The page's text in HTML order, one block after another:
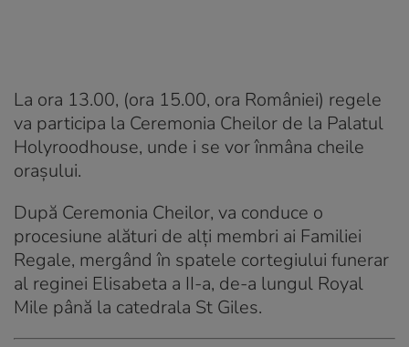
La ora 13.00, (ora 15.00, ora României) regele
va participa la Ceremonia Cheilor de la Palatul
Holyroodhouse, unde i se vor înmâna cheile
orașului.
După Ceremonia Cheilor, va conduce o
procesiune alături de alți membri ai Familiei
Regale, mergând în spatele cortegiului funerar
al reginei Elisabeta a II-a, de-a lungul Royal
Mile până la catedrala St Giles.